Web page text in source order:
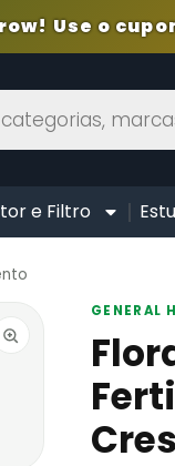
Use o
e Filtro
GENERAL